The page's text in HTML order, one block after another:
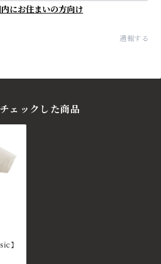
にお住まいの方向け
通報する
ェックした商品
】